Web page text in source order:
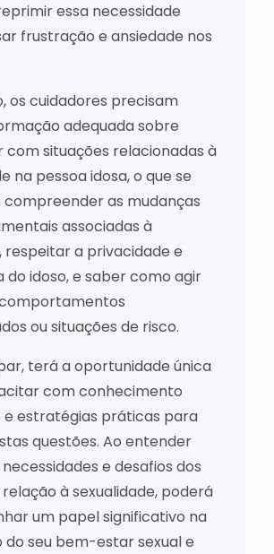
essa necessidade
frustração e ansiedade nos
os cuidadores precisam
adequada sobre
com situações relacionadas à
na pessoa idosa, o que se
as mudanças
associadas à
respeitar a privacidade e
do idoso, e saber como agir
ou situações de risco.
terá a oportunidade única
com conhecimento
e estratégias práticas para
questões. Ao entender
e desafios dos
à sexualidade, poderá
um papel significativo na
seu bem-estar sexual e